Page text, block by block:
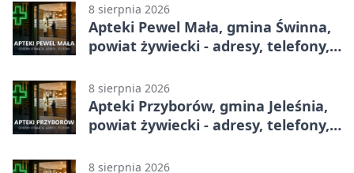
8 sierpnia 2026
Apteki Pewel Mała, gmina Świnna,
powiat żywiecki - adresy, telefony,
8 sierpnia 2026
Apteki Przyborów, gmina Jeleśnia,
powiat żywiecki - adresy, telefony,
8 sierpnia 2026